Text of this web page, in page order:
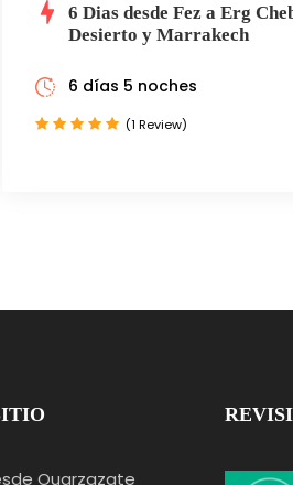
6 Dias desde Fez a Erg
Desierto y Marrakech
6 días 5 noches
(1 Review)
Ouarzazate